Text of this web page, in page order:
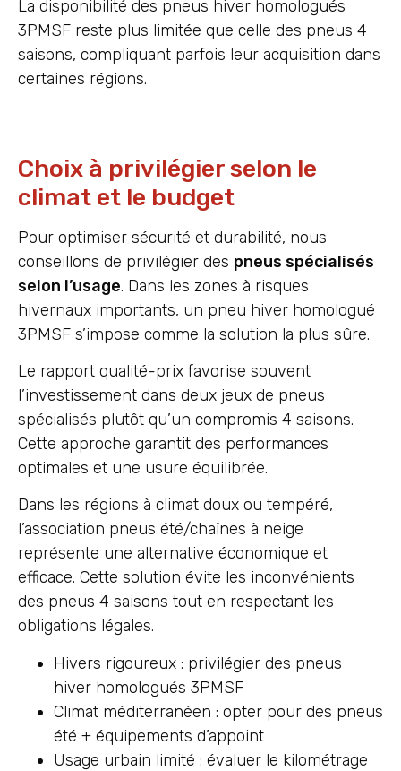
La disponibilité des pneus hiver homologués
3PMSF reste plus limitée que celle des pneus 4
saisons, compliquant parfois leur acquisition dans
certaines régions.
Choix à privilégier selon le
climat et le budget
Pour optimiser sécurité et durabilité, nous
conseillons de privilégier des pneus spécialisés
selon l’usage. Dans les zones à risques
hivernaux importants, un pneu hiver homologué
3PMSF s’impose comme la solution la plus sûre.
Le rapport qualité-prix favorise souvent
l’investissement dans deux jeux de pneus
spécialisés plutôt qu’un compromis 4 saisons.
Cette approche garantit des performances
optimales et une usure équilibrée.
Dans les régions à climat doux ou tempéré,
l’association pneus été/chaînes à neige
représente une alternative économique et
efficace. Cette solution évite les inconvénients
des pneus 4 saisons tout en respectant les
obligations légales.
Hivers rigoureux : privilégier des pneus
hiver homologués 3PMSF
Climat méditerranéen : opter pour des pneus
été + équipements d’appoint
Usage urbain limité : évaluer le kilométrage